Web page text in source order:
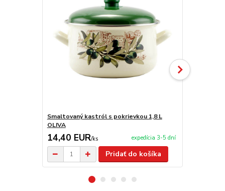
Smaltovaný kastról s pokrievkou 1,8 L
OLIVA
14,40 EUR/ks expedícia 3-5 dní
Pridať do košíka